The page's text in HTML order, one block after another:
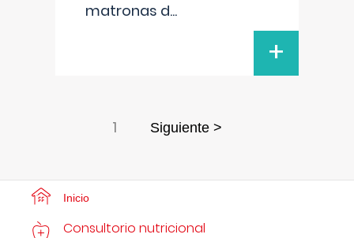
matronas d...
+
1 Siguiente >
Inicio
Consultorio nutricional